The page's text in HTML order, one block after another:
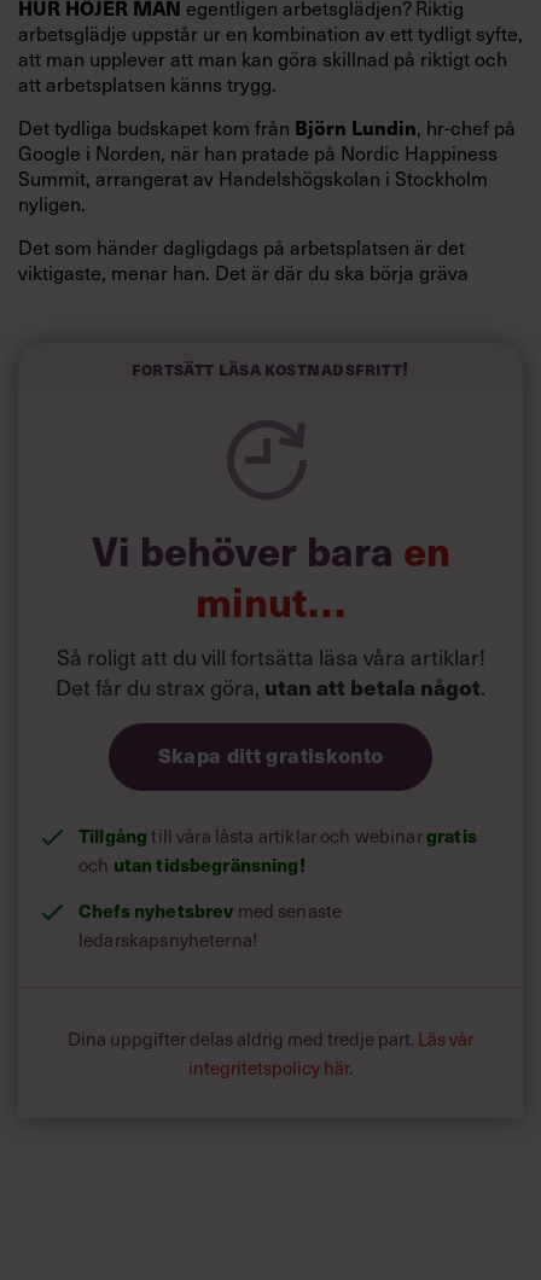
HUR HÖJER MAN egentligen arbetsglädjen? Riktig
arbetsglädje uppstår ur en kombination av ett tydligt syfte,
att man upplever att man kan göra skillnad på riktigt och
att arbetsplatsen känns trygg.
Det tydliga budskapet kom från Björn Lundin, hr-chef på
Google i Norden, när han pratade på Nordic Happiness
Summit, arrangerat av Handelshögskolan i Stockholm
nyligen.
Det som händer dagligdags på arbetsplatsen är det
viktigaste, menar han. Det är där du ska börja gräva
och höjt arbetsglädjen på Google:
Fortsätt läsa kostnadsfritt!
Vi behöver bara en
minut…
Så roligt att du vill fortsätta läsa våra artiklar!
Det får du strax göra, utan att betala något.
Skapa ditt gratiskonto
Tillgångtill våra låsta artiklar och webinargratis
och utan tidsbegränsning!
Chefs nyhetsbrev med senaste
ledarskapsnyheterna!
Dina uppgifter delas aldrig med tredje part. Läs vår
integritetspolicy här.